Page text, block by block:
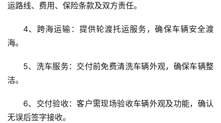
运路线、费用、保险条款及双方责任。
4、跨海运输：提供轮渡托运服务，确保车辆安全渡
海。
5、洗车服务：交付前免费清洗车辆外观，确保车辆整
洁。
6、交付验收：客户需现场验收车辆外观及功能，确认
无误后签字接收。